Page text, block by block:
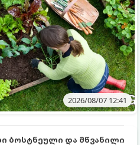
2026/08/07 12:41
ბოსტნეული და მწვანილი